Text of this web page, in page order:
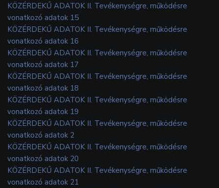
KÖZÉRDEKŰ ADATOK II. Tevékenységre, működésre
vonatkozó adatok 15
KÖZÉRDEKŰ ADATOK II. Tevékenységre, működésre
vonatkozó adatok 16
KÖZÉRDEKŰ ADATOK II. Tevékenységre, működésre
vonatkozó adatok 17
KÖZÉRDEKŰ ADATOK II. Tevékenységre, működésre
vonatkozó adatok 18
KÖZÉRDEKŰ ADATOK II. Tevékenységre, működésre
vonatkozó adatok 19
KÖZÉRDEKŰ ADATOK II. Tevékenységre, működésre
vonatkozó adatok 2
KÖZÉRDEKŰ ADATOK II. Tevékenységre, működésre
vonatkozó adatok 20
KÖZÉRDEKŰ ADATOK II. Tevékenységre, működésre
vonatkozó adatok 21